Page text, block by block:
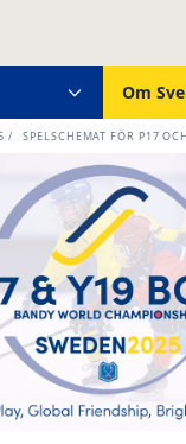
Om
/ SPELSCHEMAT FÖR P17